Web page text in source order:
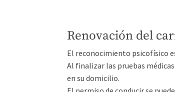
Renovación del
El reconocimiento psicofísico
Al finalizar las pruebas
en su domicilio.